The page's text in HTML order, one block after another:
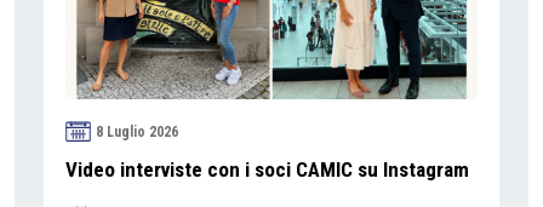
8 Luglio 2026
Video interviste con i soci CAMIC su Instagram